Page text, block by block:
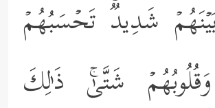
شَدِیدࣱۚ تَحۡسَبُهُمۡ
شَتَّىٰۚ ذَ ٰ⁠لِكَ